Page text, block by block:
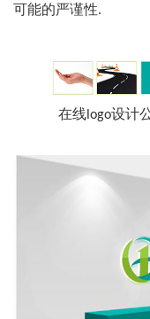
可能的严谨性.
在线logo设计